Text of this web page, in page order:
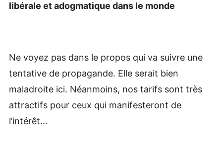
libérale et adogmatique dans le monde
Ne voyez pas dans le propos qui va suivre une
tentative de propagande. Elle serait bien
maladroite ici. Néanmoins, nos tarifs sont très
attractifs pour ceux qui manifesteront de
l’intérêt…